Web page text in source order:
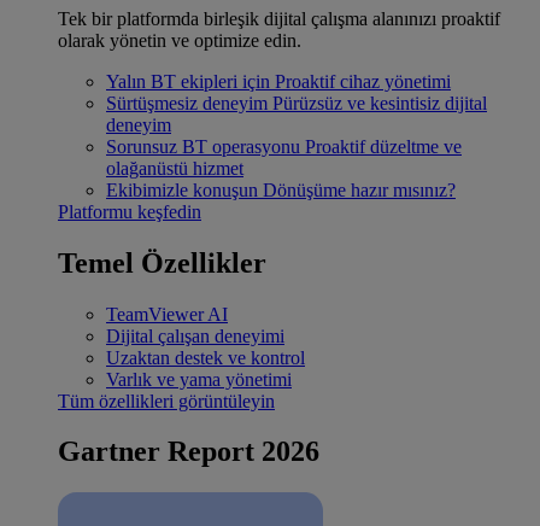
Tek bir platformda birleşik dijital çalışma alanınızı proaktif
olarak yönetin ve optimize edin.
Yalın BT ekipleri için Proaktif cihaz yönetimi
Sürtüşmesiz deneyim Pürüzsüz ve kesintisiz dijital
deneyim
Sorunsuz BT operasyonu Proaktif düzeltme ve
olağanüstü hizmet
Ekibimizle konuşun Dönüşüme hazır mısınız?
Platformu keşfedin
Temel Özellikler
TeamViewer AI
Dijital çalışan deneyimi
Uzaktan destek ve kontrol
Varlık ve yama yönetimi
Tüm özellikleri görüntüleyin
Gartner Report 2026